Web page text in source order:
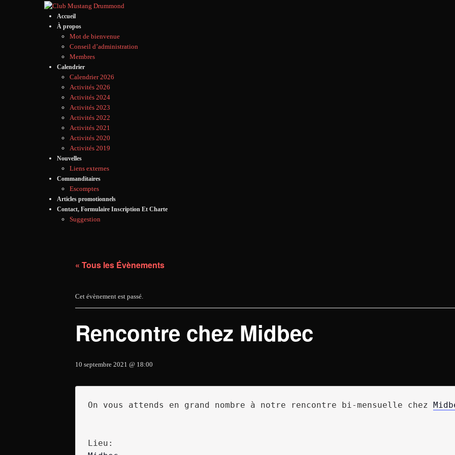
Accueil
À propos
Mot de bienvenue
Conseil d’administration
Membres
Calendrier
Calendrier 2026
Activités 2026
Activités 2024
Activités 2023
Activités 2022
Activités 2021
Activités 2020
Activités 2019
Nouvelles
Liens externes
Commanditaires
Escomptes
Articles promotionnels
Contact, Formulaire Inscription Et Charte
Suggestion
« Tous les Évènements
Cet évènement est passé.
Rencontre chez Midbec
10 septembre 2021 @ 18:00
On vous attends en grand nombre à notre rencontre bi-mensuelle chez